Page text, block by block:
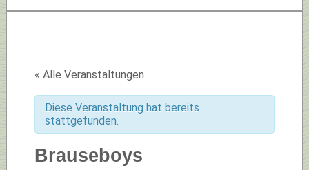
« Alle Veranstaltungen
Diese Veranstaltung hat bereits
stattgefunden.
Brauseboys